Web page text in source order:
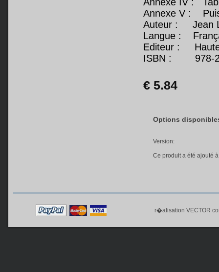
Annexe V :
Auteur : Jean
Langue :
Editeur : Haute
ISBN : 978-2-
€ 5.84
Options
Version:
Ce produit a été ajouté
r�alisation VECTOR